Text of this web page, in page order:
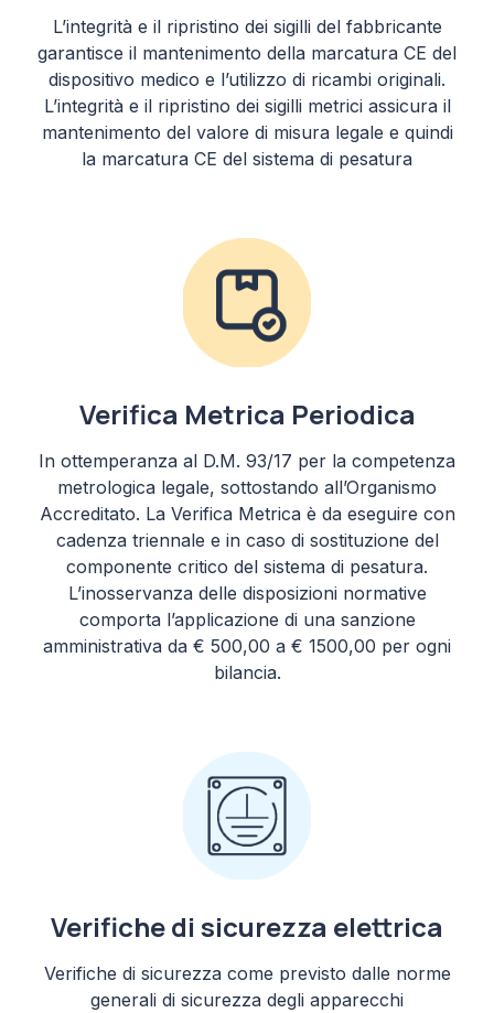
L’integrità e il ripristino dei sigilli del fabbricante
garantisce il mantenimento della marcatura CE del
dispositivo medico e l’utilizzo di ricambi originali.
L’integrità e il ripristino dei sigilli metrici assicura il
mantenimento del valore di misura legale e quindi
la marcatura CE del sistema di pesatura
Verifica Metrica Periodica
In ottemperanza al D.M. 93/17 per la competenza
metrologica legale, sottostando all’Organismo
Accreditato. La Verifica Metrica è da eseguire con
cadenza triennale e in caso di sostituzione del
componente critico del sistema di pesatura.
L’inosservanza delle disposizioni normative
comporta l’applicazione di una sanzione
amministrativa da € 500,00 a € 1500,00 per ogni
bilancia.
Verifiche di sicurezza elettrica
Verifiche di sicurezza come previsto dalle norme
generali di sicurezza degli apparecchi